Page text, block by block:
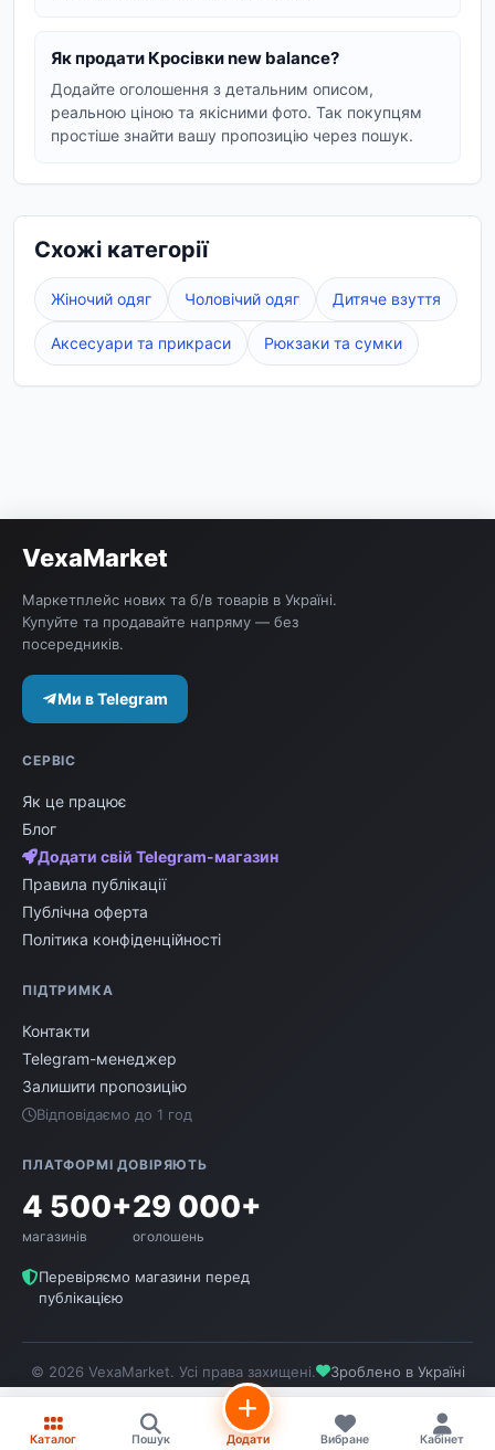
відрізнятися залежно від конкретної
моделі.
Матеріали верху:
натуральна замша,
матеріал залежно від сезону та умов
Призначення:для активного відпочинку
моделі з технологією амортизації Fresh
На Vexa Market ви можете знайти пропозиції як
знайти відповідну модель New Balance для
Як продати Кросівки new balance?
Додайте оголошення з детальним описом,
реальною ціною та якісними фото. Так покупцям
простіше знайти вашу пропозицію через пошук.
Схожі категорії
Жіночий одяг Чоловічий одяг Дитяче взуття
Аксесуари та прикраси Рюкзаки та сумки
VexaMarket
Маркетплейс нових та б/в товарів в Україні.
Купуйте та продавайте напряму — без
посередників.
Ми в Telegram
СЕРВІС
Як це працює
Блог
Додати свій Telegram-магазин
Правила публікації
Публічна оферта
Політика конфіденційності
ПІДТРИМКА
Контакти
Telegram-менеджер
Залишити пропозицію
Відповідаємо до 1 год
ПЛАТФОРМІ ДОВІРЯЮТЬ
4 500+
магазинів
29 000+
оголошень
Перевіряємо магазини перед
публікацією
© 2026 VexaMarket. Усі права захищені. Зроблено в Україні
Каталог Пошук Додати Вибране Кабінет